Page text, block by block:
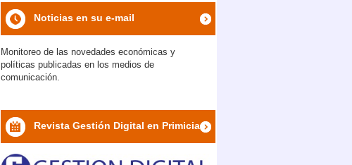
icon
Noticias en su e-mail
Monitoreo de las novedades económicas y
políticas publicadas en los medios de
comunicación.
icon
Revista Gestión Digital en Primicias